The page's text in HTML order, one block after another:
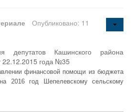
Опубликовано: 11
депутатов Кашинского района
22.12.2015 года №35
финансовой помощи из бюджета
2016 год Шепелевскому сельскому